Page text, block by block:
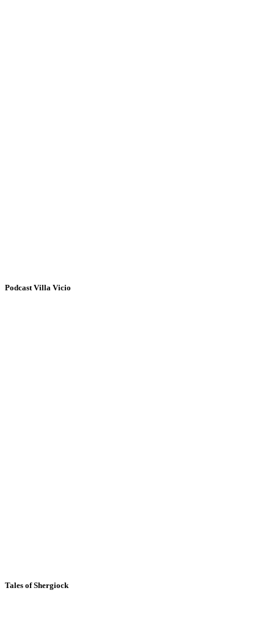
Podcast Villa Vicio
Tales of Shergiock